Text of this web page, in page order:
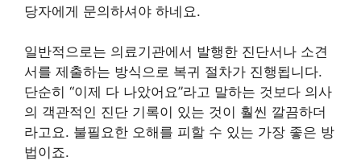
당자에게 문의하셔야 하네요.
일반적으로는 의료기관에서 발행한 진단서나 소견
서를 제출하는 방식으로 복귀 절차가 진행됩니다.
단순히 “이제 다 나았어요”라고 말하는 것보다 의사
의 객관적인 진단 기록이 있는 것이 훨씬 깔끔하더
라고요. 불필요한 오해를 피할 수 있는 가장 좋은 방
법이죠.